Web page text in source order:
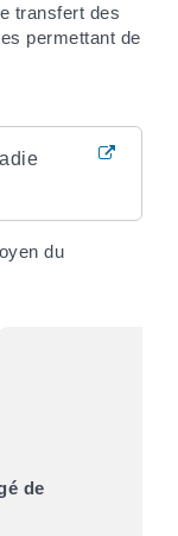
transfert des
permettant de
du
de